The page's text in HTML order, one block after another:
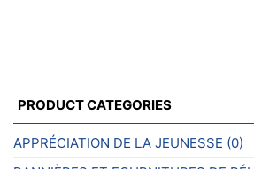
PRODUCT CATEGORIES
APPRÉCIATION DE LA JEUNESSE (0)